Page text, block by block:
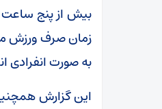
به صورت انفرادی
این گزارش